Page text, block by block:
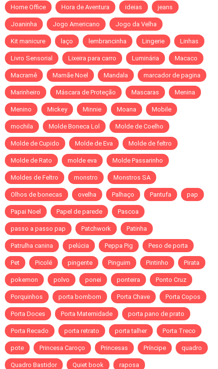
Home Office Hora de Aventura ideias jeans
Joaninha Jogo Americano Jogo da Velha
Kit manicure laço lembrancinha Lingerie Linhas
Livro Sensorial Lixeira para carro Luminária Macaco
Macramê Mamãe Noel Mandala marcador de pagina
Marinheiro Máscara de Proteção Mascaras Menina
Menino Mickey Minnie Moana Mobile
mochila Molde Boneca Lol Molde de Coelho
Molde de Cupido Molde de Eva Molde de feltro
Molde de Rato molde eva Molde Passarinho
Moldes de Feltro monstro Monstros SA
Olhos de bonecas ovelha Palhaço Pantufa pap
Papai Noel Papel de parede Pascoa
passo a passo pap Patchwork Patinha
Patrulha canina pelúcia Peppa Pig Peso de porta
Pet Picolé pingente Pinguim Pintinho Pirata
pokemon polvo ponei ponteira Ponto Cruz
Porquinhos porta bombom Porta Chave Porta Copos
Porta Doces Porta Maternidade porta pano de prato
Porta Recado porta retrato porta talher Porta Treco
pote Princesa Caroço Princesas Príncipe quadro
Quadro Bastidor Quiet book raposa